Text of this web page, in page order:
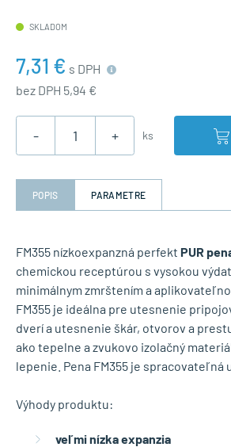
SKLADOM
7,31 € s DPH
bez DPH 5,94 €
- + ks
POPIS PARAMETRE
FM355 nízkoexpanzná perfekt PUR
chemickou receptúrou s vysokou
minimálnym zmrštením a
FM355 je ideálna pre utesnenie
dverí a utesnenie škár, otvorov a
ako tepelne a zvukovo izolačný
lepenie. Pena FM355 je spracovateľná
Výhody produktu:
veľmi nízka expanzia